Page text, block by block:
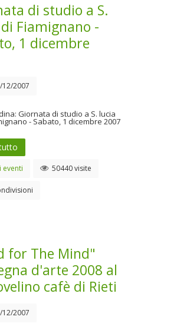
di studio a S.
Fiamignano -
1 dicembre
12/2007
eventi 50440 visite
for The Mind"
d'arte 2008 al
cafè di Rieti
12/2007